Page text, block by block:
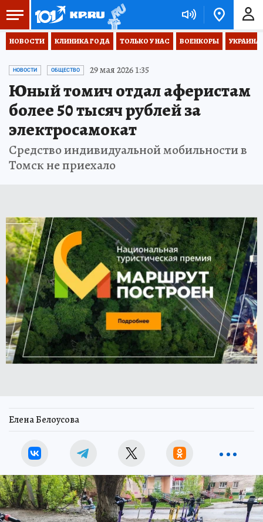
НОВОСТИ КЛИНИКА ГОДА ТОЛЬКО У НАС ВОЕНКОРЫ
НОВОСТИ ОБЩЕСТВО 29 мая 2026 1:35
Юный томич отдал аферистам
более 50 тысяч рублей за
электросамокат
Средство индивидуальной мобильности в
Томск не приехало
Елена Белоусова